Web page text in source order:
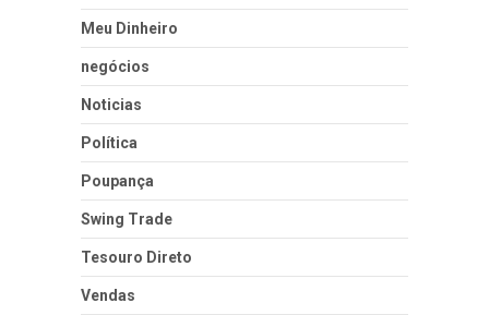
Meu Dinheiro
negócios
Noticias
Política
Poupança
Swing Trade
Tesouro Direto
Vendas